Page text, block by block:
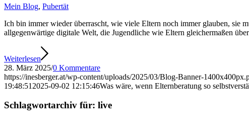
Mein Blog, Pubertät
Ich bin immer wieder überrascht, wie viele Eltern noch immer glauben, sie
allgegenwärtige digitale Welt, die Jugendliche wie Eltern gleichermaßen
Weiterlesen
28. März 2025/0 Kommentare
https://inesberger.at/wp-content/uploads/2025/03/Blog-Banner-
19:48:51 2025-09-02 12:15:46Was wäre, wenn Elternberatung so
Schlagwortarchiv für: live